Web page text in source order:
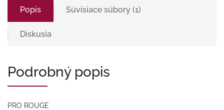
Popis Súvisiace súbory (1)
Diskusia
Podrobný popis
PRO ROUGE